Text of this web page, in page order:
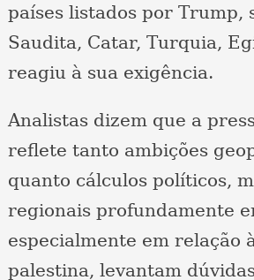
países listados por Trump,
Saudita, Catar, Turquia,
reagiu à sua exigência.
Analistas dizem que a
reflete tanto ambições
quanto cálculos políticos,
regionais profundamente
especialmente em relação
palestina, levantam